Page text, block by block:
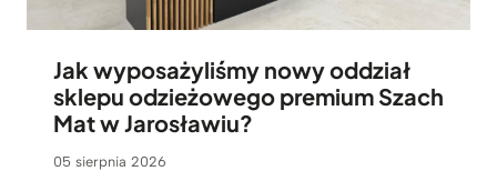
Jak wyposażyliśmy nowy oddział
sklepu odzieżowego premium Szach
Mat w Jarosławiu?
05 sierpnia 2026